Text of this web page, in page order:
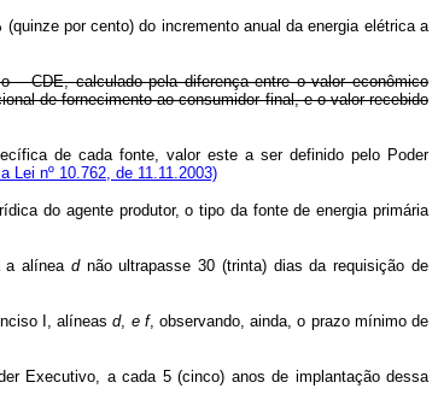
por cento) do incremento anual da energia elétrica a
– CDE, calculado pela diferença entre o valor econômico
de fornecimento ao consumidor final, e o valor recebido
de cada fonte, valor este a ser definido pelo Poder
Lei nº 10.762, de 11.11.2003)
do agente produtor, o tipo da fonte de energia primária
a alínea dnão ultrapasse 30 (trinta) dias da requisição de
I, alíneasd, e f, observando, ainda, o prazo mínimo de
Executivo, a cada 5 (cinco) anos de implantação dessa